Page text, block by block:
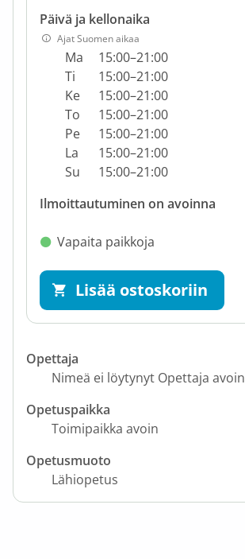
Päivä ja kellonaika
Ajat Suomen aikaa
Ma
15:00–21:00
Ti
15:00–21:00
Ke
15:00–21:00
To
15:00–21:00
Pe
15:00–21:00
La
15:00–21:00
Su
15:00–21:00
Ilmoittautuminen on avoinna
Vapaita paikkoja
Lisää ostoskoriin
Opettaja
Nimeä ei löytynyt Opettaja avoin
Opetuspaikka
Toimipaikka avoin
Opetusmuoto
Lähiopetus